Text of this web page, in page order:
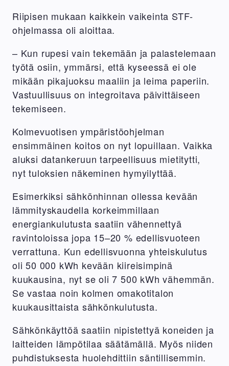
Riipisen mukaan kaikkein vaikeinta STF-
ohjelmassa oli aloittaa.
– Kun rupesi vain tekemään ja palastelemaan
työtä osiin, ymmärsi, että kyseessä ei ole
mikään pikajuoksu maaliin ja leima paperiin.
Vastuullisuus on integroitava päivittäiseen
tekemiseen.
Kolmevuotisen ympäristöohjelman
ensimmäinen koitos on nyt lopuillaan. Vaikka
aluksi datankeruun tarpeellisuus mietitytti,
nyt tuloksien näkeminen hymyilyttää.
Esimerkiksi sähkönhinnan ollessa kevään
lämmityskaudella korkeimmillaan
energiankulutusta saatiin vähennettyä
ravintoloissa jopa 15–20 % edellisvuoteen
verrattuna. Kun edellisvuonna yhteiskulutus
oli 50 000 kWh kevään kiireisimpinä
kuukausina, nyt se oli 7 500 kWh vähemmän.
Se vastaa noin kolmen omakotitalon
kuukausittaista sähkönkulutusta.
Sähkönkäyttöä saatiin nipistettyä koneiden ja
laitteiden lämpötilaa säätämällä. Myös niiden
puhdistuksesta huolehdittiin säntillisemmin.